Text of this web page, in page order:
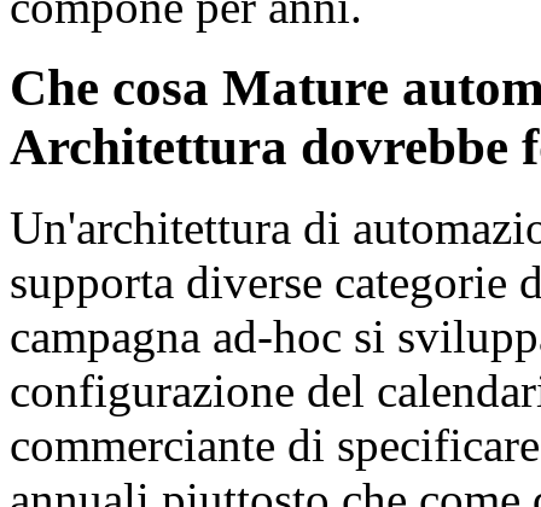
Che cosa Mature
Architettura dovrebbe
Un'architettura di
supporta diverse categorie
campagna ad-hoc si
configurazione del
commerciante di